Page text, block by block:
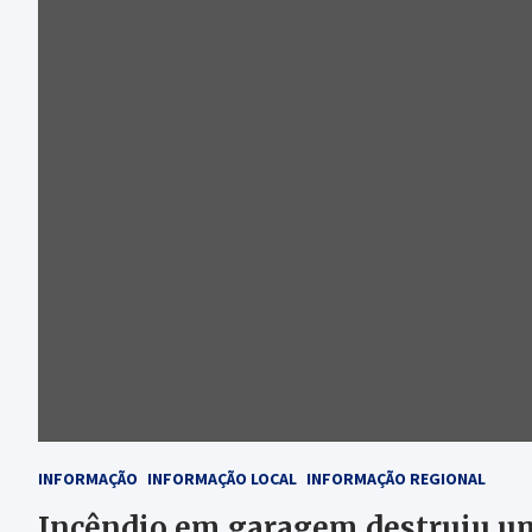
INFORMAÇÃO INFORMAÇÃO LOCAL INFORMAÇÃO REGIONAL